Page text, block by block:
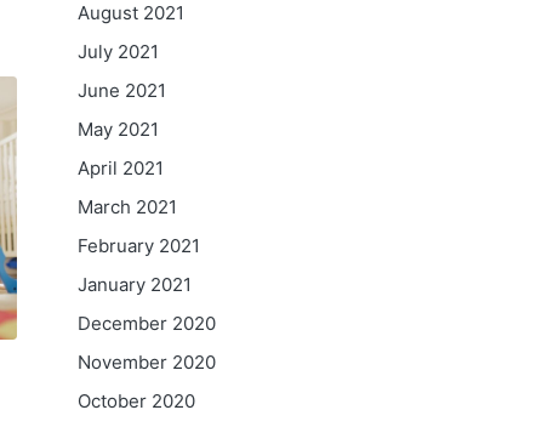
August 2021
July 2021
June 2021
May 2021
April 2021
March 2021
February 2021
January 2021
December 2020
November 2020
October 2020